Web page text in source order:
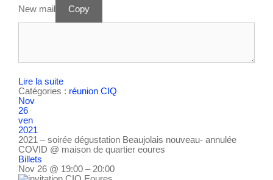
New mail
Copy
Lire la suite
Catégories : réunion CIQ
Nov
26
ven
2021
2021 – soirée dégustation Beaujolais nouveau- annulée
COVID @ maison de quartier eoures
Billets
Nov 26 @ 19:00 – 20:00